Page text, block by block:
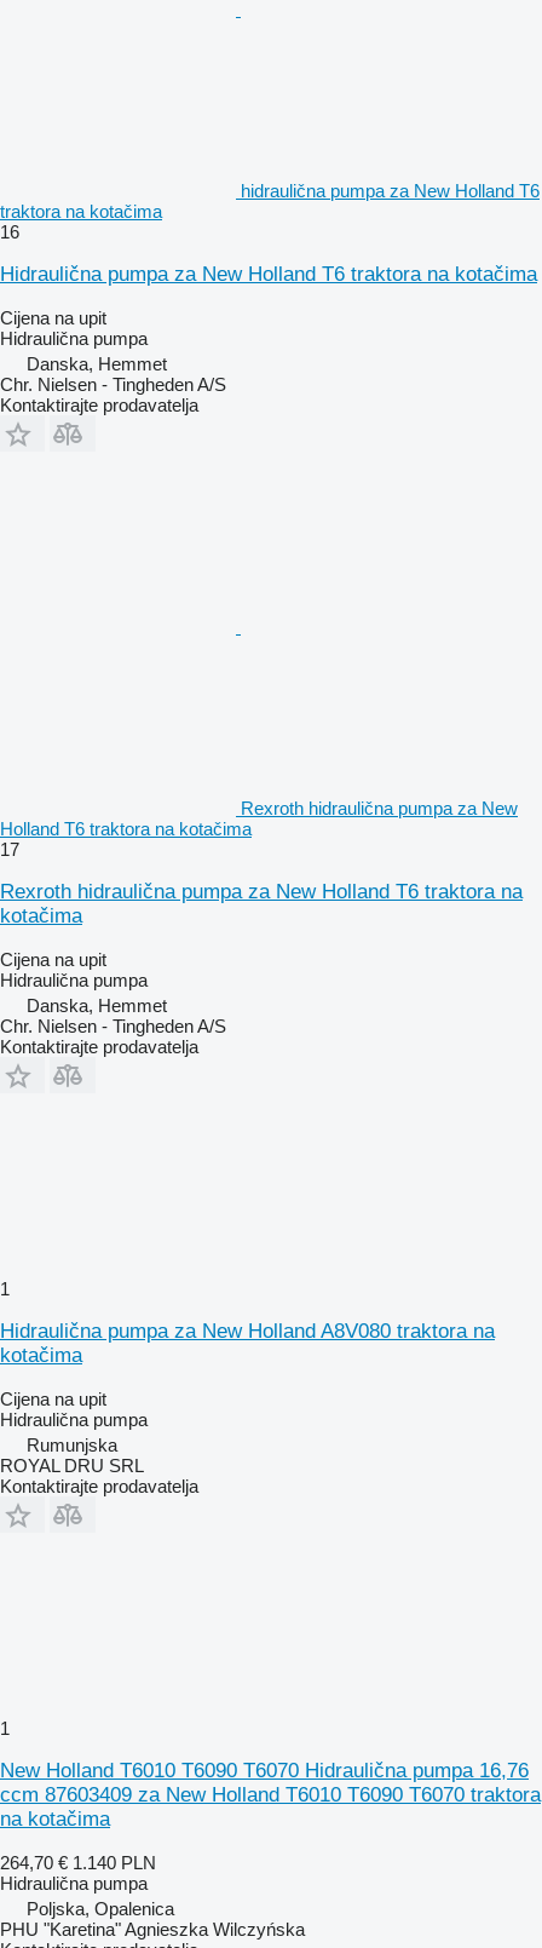
hidraulična pumpa za New Holland T6
traktora na kotačima
16
Hidraulična pumpa za New Holland T6 traktora na kotačima
Cijena na upit
Hidraulična pumpa
Danska, Hemmet
Chr. Nielsen - Tingheden A/S
Kontaktirajte prodavatelja
Rexroth hidraulična pumpa za New
Holland T6 traktora na kotačima
17
Rexroth hidraulična pumpa za New Holland T6 traktora na
kotačima
Cijena na upit
Hidraulična pumpa
Danska, Hemmet
Chr. Nielsen - Tingheden A/S
Kontaktirajte prodavatelja
1
Hidraulična pumpa za New Holland A8V080 traktora na
kotačima
Cijena na upit
Hidraulična pumpa
Rumunjska
ROYAL DRU SRL
Kontaktirajte prodavatelja
1
New Holland T6010 T6090 T6070 Hidraulična pumpa 16,76
ccm 87603409 za New Holland T6010 T6090 T6070 traktora
na kotačima
264,70 € 1.140 PLN
Hidraulična pumpa
Poljska, Opalenica
PHU "Karetina" Agnieszka Wilczyńska